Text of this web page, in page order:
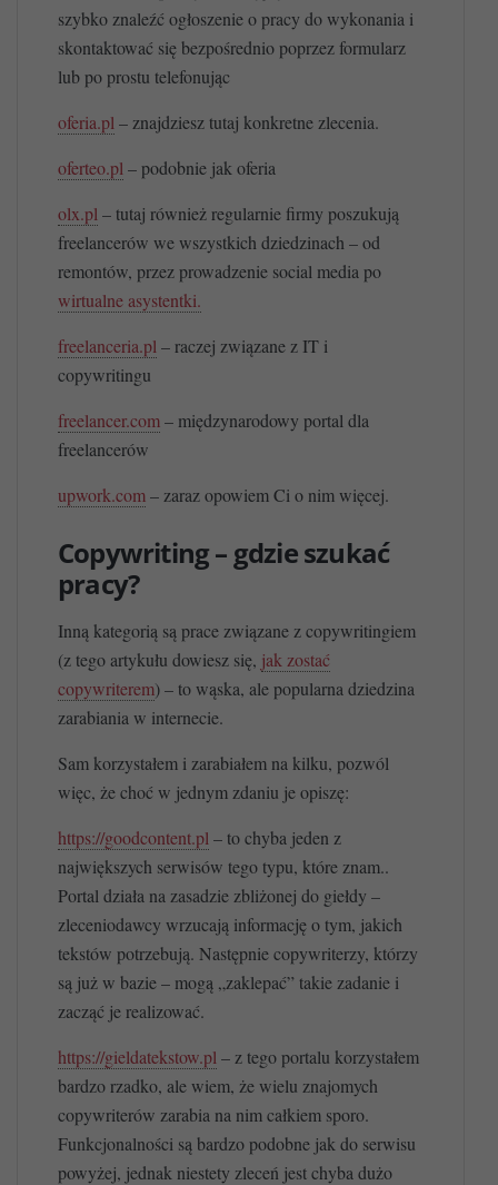
szybko znaleźć ogłoszenie o pracy do wykonania i
skontaktować się bezpośrednio poprzez formularz
lub po prostu telefonując
oferia.pl – znajdziesz tutaj konkretne zlecenia.
oferteo.pl – podobnie jak oferia
olx.pl – tutaj również regularnie firmy poszukują
freelancerów we wszystkich dziedzinach – od
remontów, przez prowadzenie social media po
wirtualne asystentki.
freelanceria.pl – raczej związane z IT i
copywritingu
freelancer.com– międzynarodowy portal dla
freelancerów
upwork.com– zaraz opowiem Ci o nim więcej.
Copywriting – gdzie szukać
pracy?
Inną kategorią są prace związane z copywritingiem
(z tego artykułu dowiesz się, jak zostać
copywriterem) – to wąska, ale popularna dziedzina
zarabiania w internecie.
Sam korzystałem i zarabiałem na kilku, pozwól
więc, że choć w jednym zdaniu je opiszę:
https://goodcontent.pl – to chyba jeden z
największych serwisów tego typu, które znam..
Portal działa na zasadzie zbliżonej do giełdy –
zleceniodawcy wrzucają informację o tym, jakich
tekstów potrzebują. Następnie copywriterzy, którzy
są już w bazie – mogą „zaklepać” takie zadanie i
zacząć je realizować.
https://gieldatekstow.pl – z tego portalu korzystałem
bardzo rzadko, ale wiem, że wielu znajomych
copywriterów zarabia na nim całkiem sporo.
Funkcjonalności są bardzo podobne jak do serwisu
powyżej, jednak niestety zleceń jest chyba dużo